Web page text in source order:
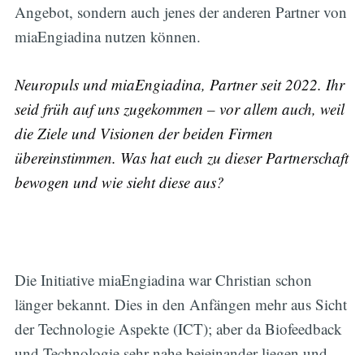
Angebot, sondern auch jenes der anderen Partner von
miaEngiadina nutzen können.
Neuropuls und miaEngiadina, Partner seit 2022. Ihr
seid früh auf uns zugekommen – vor allem auch, weil
die Ziele und Visionen der beiden Firmen
übereinstimmen. Was hat euch zu dieser Partnerschaft
bewogen und wie sieht diese aus?
Die Initiative miaEngiadina war Christian schon
länger bekannt. Dies in den Anfängen mehr aus Sicht
der Technologie Aspekte (ICT); aber da Biofeedback